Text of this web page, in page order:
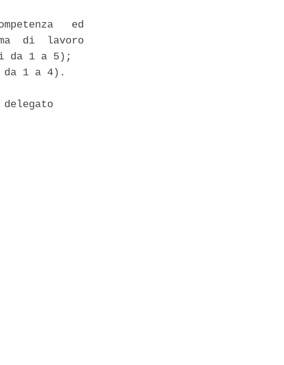
ed
di  lavoro
da 1 a 5);
da 1 a 4).
delegato